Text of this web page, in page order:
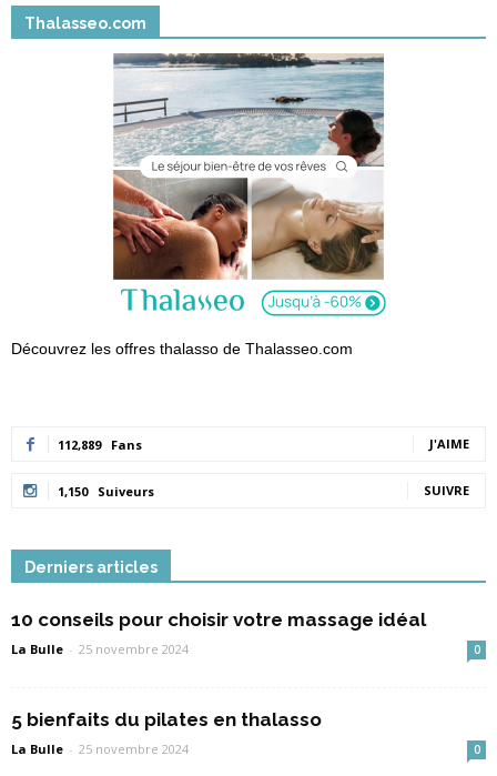
Thalasseo.com
Découvrez les offres thalasso de Thalasseo.com
112,889 Fans J'AIME
1,150 Suiveurs SUIVRE
Derniers articles
10 conseils pour choisir votre massage idéal
La Bulle - 25 novembre 2024 0
5 bienfaits du pilates en thalasso
La Bulle - 25 novembre 2024 0